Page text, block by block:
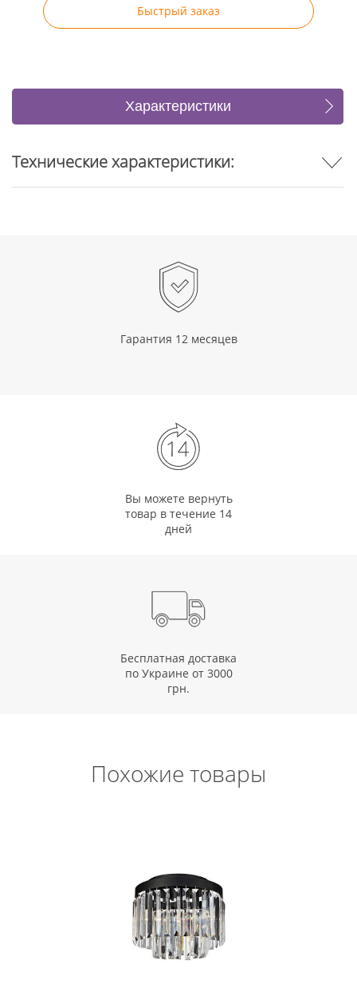
Быстрый заказ
Характеристики
Отзывы
Технические характеристики:
Гарантия 12 месяцев
Вы можете вернуть
товар в течение 14
дней
Бесплатная доставка
по Украине от 3000
грн.
Похожие товары